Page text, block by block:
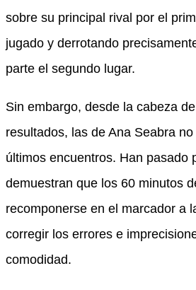
sobre su principal rival por el
jugado y derrotando
parte el segundo lugar.
Sin embargo, desde la cabeza
resultados, las de Ana Seabra
últimos encuentros. Han pasado
demuestran que los 60 minutos
recomponerse en el marcador a
corregir los errores e
comodidad.